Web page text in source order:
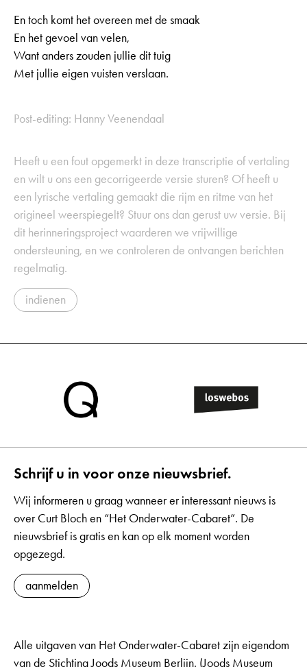
En toch komt het overeen met de smaak
En het gevoel van velen,
Want anders zouden jullie dit tuig
Met jullie eigen vuisten verslaan.
Post-editing: Hanny Veenendaal
Heeft u een fout opgemerkt in deze transcriptie of vertaling
en wilt u ons een gecorrigeerde versie sturen? Of heeft u
een lyrische vertaling gemaakt die rijm en ritme van het
origineel weerspiegelt? Stuur ons dan gerust uw versie. Bij
dit herinneringsproject waarderen we vrijwillige
ondersteuning, en we controleren de ontvangen berichten
regelmatig.
indienen
Schrijf u in voor onze nieuwsbrief.
Wij informeren u graag wanneer er interessant nieuws is
over Curt Bloch en “Het Onderwater-Cabaret”. De
nieuwsbrief is gratis en kan op elk moment worden
opgezegd.
aanmelden
Alle uitgaven van Het Onderwater-Cabaret zijn eigendom
van de Stichting Joods Museum Berlijn. (Joods Museum